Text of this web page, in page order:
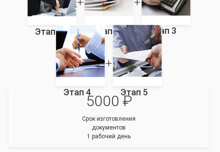
Этап 1 Этап 2 Этап 3
Этап 4 Этап 5
5000 ₽
Срок изготовления
документов
1 рабочий день